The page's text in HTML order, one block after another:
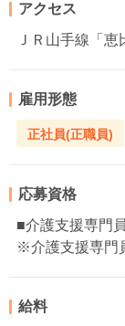
アクセス
ＪＲ山手線「
雇用形態
正社員(正職員)
応募資格
■介護支援専門員
※介護支援専門
給料